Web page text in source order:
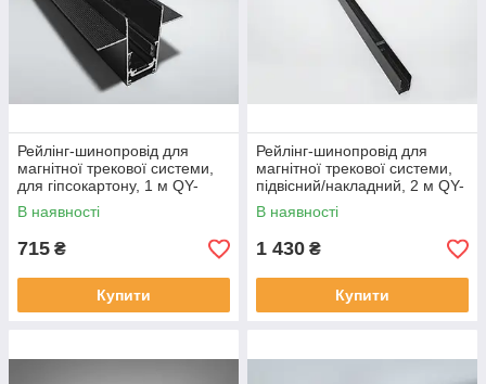
Рейлінг-шинопровід для
магнітної трекової системи,
для гіпсокартону, 1 м QY-
CX103B-20-1M-BK
В наявності
715 ₴
Купити
Рейлінг-шинопровід для
магнітної трекової системи,
підвісний/накладний, 2 м QY-
CX102B-20-2M-BK
В наявності
1 430 ₴
Купити